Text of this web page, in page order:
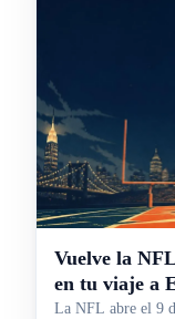
Vuelve la
en tu viaje a
La NFL abre el 9